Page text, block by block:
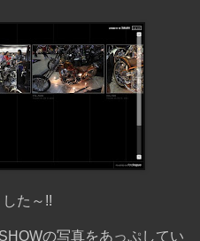
た～!!
の写真をあっぷしてい